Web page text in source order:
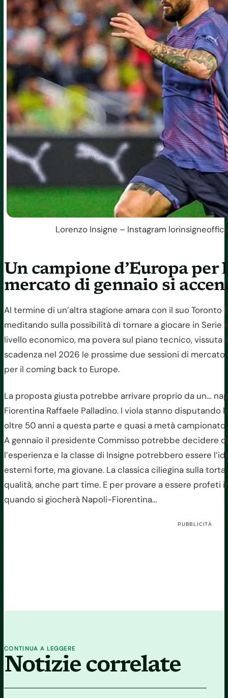
Lorenzo Insigne – Instagram
Un campione d’Europa
mercato di gennaio si
Al termine di un’altra stagione amara con il suo Toronto
meditando sulla possibilità di tornare a giocare in Serie
livello economico, ma povera sul piano tecnico, vissuta
scadenza nel 2026 le prossime due sessioni di
per il coming back to Europe.
La proposta giusta potrebbe arrivare proprio da un…
Fiorentina Raffaele Palladino. I viola stanno disputando
oltre 50 anni a questa parte e quasi a metà
A gennaio il presidente Commisso potrebbe decidere
l’esperienza e la classe di Insigne potrebbero essere
esterni forte, ma giovane. La classica ciliegina sulla
qualità, anche part time. E per provare a essere profeti
quando si giocherà Napoli-Fiorentina…
PUBBLICITÀ
CONTINUA A LEGGERE
Notizie correlate